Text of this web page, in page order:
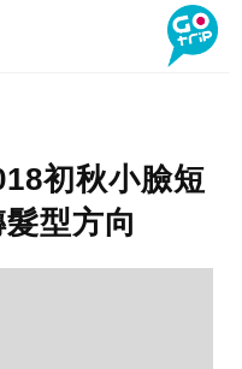
初秋小臉短
型方向